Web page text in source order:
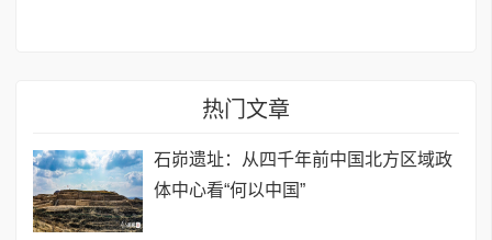
热门文章
石峁遗址：从四千年前中国北方区域政
体中心看“何以中国”